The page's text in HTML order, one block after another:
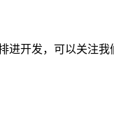
进开发，可以关注我